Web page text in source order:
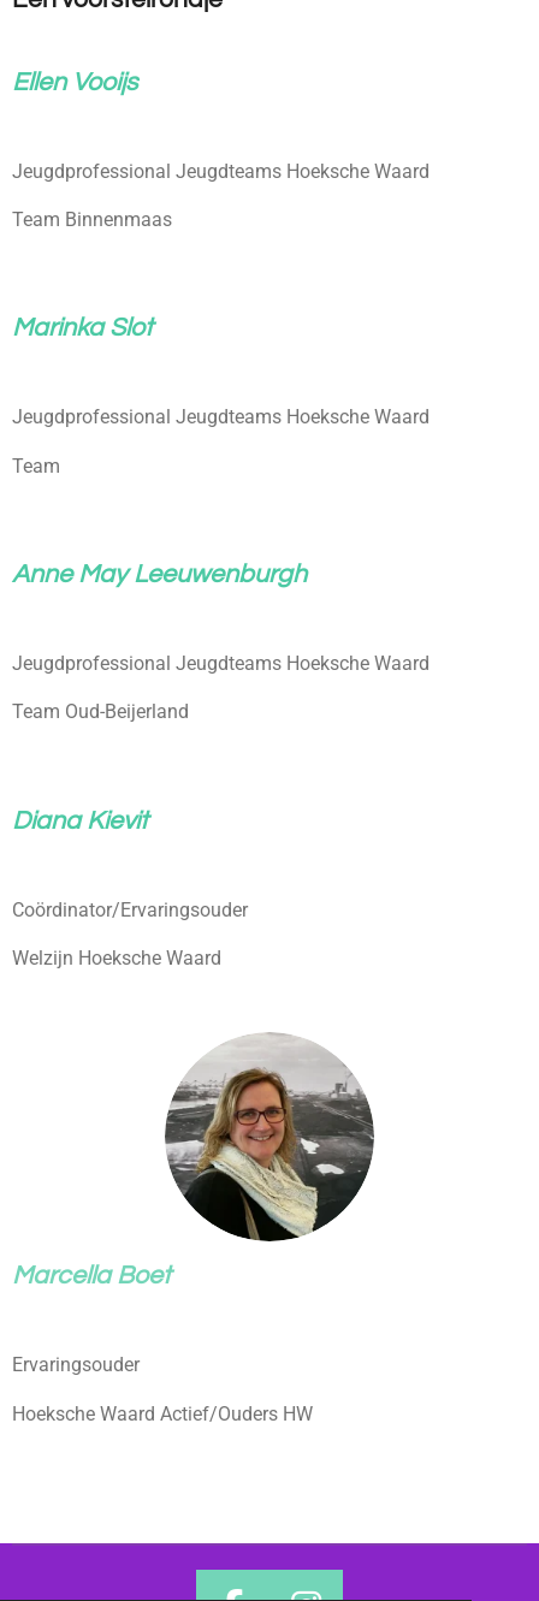
Ellen Vooijs
Jeugdprofessional Jeugdteams Hoeksche Waard
Team Binnenmaas
Marinka Slot
Jeugdprofessional Jeugdteams Hoeksche Waard
Team
Anne May Leeuwenburgh
Jeugdprofessional Jeugdteams Hoeksche Waard
Team Oud-Beijerland
Diana Kievit
Coördinator/Ervaringsouder
Welzijn Hoeksche Waard
Marcella Boet
Ervaringsouder
Hoeksche Waard Actief/Ouders HW